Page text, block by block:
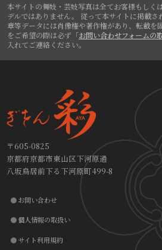
本サイトの舞妓・芸妓写真は全てお客様もしく
デルではありません。
従って本サイトに掲載
章等データには肖像権や著作権があり、転載を
をご希望の際は必ず「お問い合わせフォームの
入れてご連絡ください。
〒605-0825
京都府京都市東山区下河原通
八坂鳥居前下る下河原町499-8
お問い合わせ
個人情報の取扱い
サイト利用規約